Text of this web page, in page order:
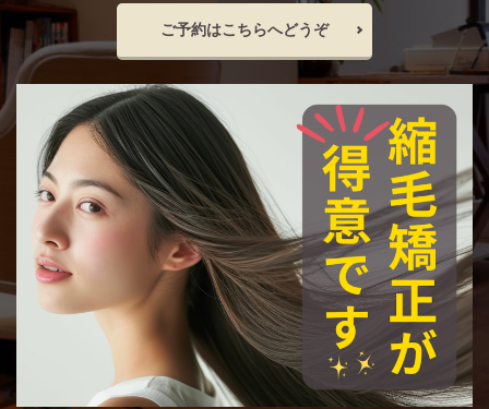
ご予約はこちらへどうぞ
美容室崩壊とお待たせ
美容院で断られた
聖地離れとローカル回帰
脱縮毛矯正
自信
自毛デビュー
自然に仕上がる縮毛矯正
薬剤開発
行政
近所の美容室の探し方
過収斂
過還元のリスク
還元不足
部分縮毛矯正
酸性ストレート
酸熱トリートメント
酸熱トリートメントの失敗
酸熱トリートメントの罠
髪が硬い
髪が硬くならない縮毛矯正
髪の内部爆発
髪の呼吸
髪の毛担当大臣
髪の過収斂
髪の過収斂を直す
髪は元に戻る
髪質改善
髪質改善でゴワゴワ
髪質改善の失敗 髪質改善失敗